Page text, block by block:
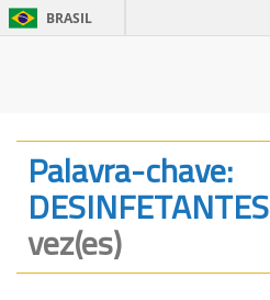
BRASIL
Palavra-chave:
DESINFETANTES
vez(es)